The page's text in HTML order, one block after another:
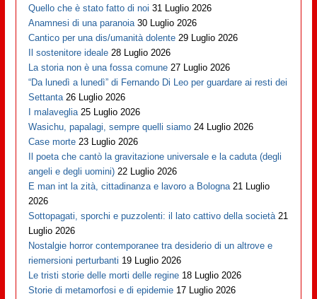
Quello che è stato fatto di noi 31 Luglio 2026
Anamnesi di una paranoia 30 Luglio 2026
Cantico per una dis/umanità dolente 29 Luglio 2026
Il sostenitore ideale 28 Luglio 2026
La storia non è una fossa comune 27 Luglio 2026
“Da lunedì a lunedì” di Fernando Di Leo per guardare ai resti dei
Settanta 26 Luglio 2026
I malaveglia 25 Luglio 2026
Wasichu, papalagi, sempre quelli siamo 24 Luglio 2026
Case morte 23 Luglio 2026
Il poeta che cantò la gravitazione universale e la caduta (degli
angeli e degli uomini) 22 Luglio 2026
E man int la zità, cittadinanza e lavoro a Bologna 21 Luglio
2026
Sottopagati, sporchi e puzzolenti: il lato cattivo della società 21
Luglio 2026
Nostalgie horror contemporanee tra desiderio di un altrove e
riemersioni perturbanti 19 Luglio 2026
Le tristi storie delle morti delle regine 18 Luglio 2026
Storie di metamorfosi e di epidemie 17 Luglio 2026